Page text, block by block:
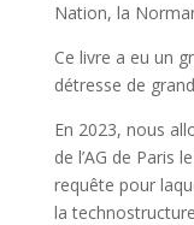
Nation, la
Ce livre a eu un
détresse de
En 2023, nous
de l’AG de Paris
requête pour
la